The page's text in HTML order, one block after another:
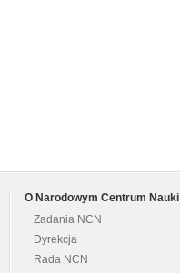
O Narodowym Centrum Nauki
Zadania NCN
Dyrekcja
Rada NCN